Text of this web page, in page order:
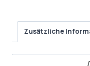
Zusätzliche